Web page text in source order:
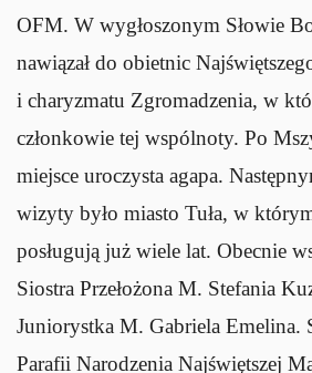
OFM. W wygłoszonym Słowie
nawiązał do obietnic
i charyzmatu Zgromadzenia, w
członkowie tej wspólnoty. Po
miejsce uroczysta agapa.
wizyty było miasto Tuła, w
posługują już wiele lat. Obecnie
Siostra Przełożona M. Stefania
Juniorystka M. Gabriela Emelina.
Parafii Narodzenia Najświętszej